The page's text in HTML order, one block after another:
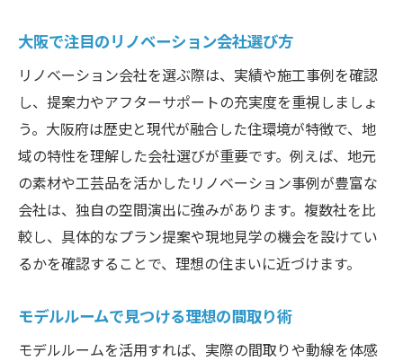
大阪で注目のリノベーション会社選び方
リノベーション会社を選ぶ際は、実績や施工事例を確認
し、提案力やアフターサポートの充実度を重視しましょ
う。大阪府は歴史と現代が融合した住環境が特徴で、地
域の特性を理解した会社選びが重要です。例えば、地元
の素材や工芸品を活かしたリノベーション事例が豊富な
会社は、独自の空間演出に強みがあります。複数社を比
較し、具体的なプラン提案や現地見学の機会を設けてい
るかを確認することで、理想の住まいに近づけます。
モデルルームで見つける理想の間取り術
モデルルームを活用すれば、実際の間取りや動線を体感